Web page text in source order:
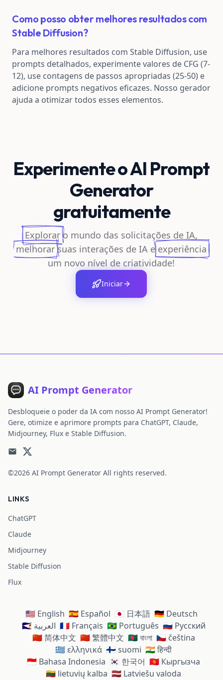
Como posso obter melhores resultados com
Stable Diffusion?
Para melhores resultados com Stable Diffusion, use
prompts detalhados, experimente valores de CFG (7-
12), use contagens de passos apropriadas (25-50) e
adicione prompts negativos eficazes. Nosso gerador
ajuda a otimizar todos esses elementos.
Experimente o AI Prompt
Generator
gratuitamente
Explorar o mundo das solicitações de IA,
melhorar suas interações de IA e experiência
um novo nível de criatividade!
Iniciar
AI Prompt Generator
Desbloqueie o poder da IA ​​com nosso AI Prompt Generator!
Gere, otimize e aprimore prompts para ChatGPT, Claude,
Midjourney, Flux e Stable Diffusion.
©2026 AI Prompt Generator All rights reserved.
LINKS
ChatGPT
Claude
Midjourney
Stable Diffusion
Flux
🇺🇸 English 🇪🇸 Español 🇯🇵 日本語 🇩🇪 Deutsch
🇸🇦 العربية 🇫🇷 Français 🇧🇷 Português 🇷🇺 Русский
🇨🇳 简体中文 🇨🇳 繁體中文 🇧🇩 বাংলা 🇨🇿 čeština
🇬🇷 ελληνικά 🇫🇮 suomi 🇮🇳 हिन्दी
🇮🇩 Bahasa Indonesia 🇰🇷 한국어 🇰🇬 Кыргызча
🇱🇹 lietuvių kalba 🇱🇻 Latviešu valoda